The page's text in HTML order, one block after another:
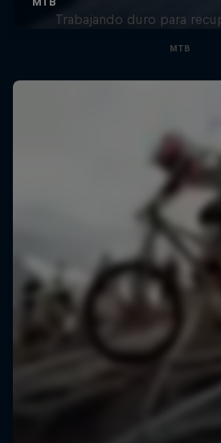
Trabajando duro para
MTB